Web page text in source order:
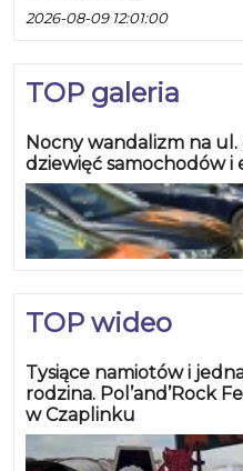
2026-08-09 12:01:00
TOP galeria
Nocny wandalizm na ul.
dziewięć samochodów i
TOP wideo
Tysiące namiotów i
rodzina. Pol’and’Rock
w Czaplinku